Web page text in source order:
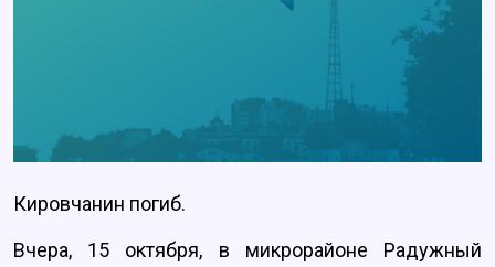
Кировчанин погиб.
Вчера, 15 октября, в микрорайоне Радужный